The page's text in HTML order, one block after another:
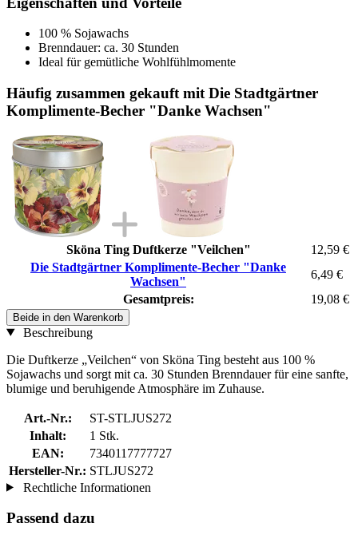
100 % Sojawachs
Brenndauer: ca. 30 Stunden
Ideal für gemütliche Wohlfühlmomente
Häufig zusammen gekauft mit Die Stadtgärtner
Komplimente-Becher "Danke Wachsen"
Sköna Ting Duftkerze "Veilchen"
12,59 €
Die Stadtgärtner Komplimente-Becher "Danke
Wachsen"
6,49 €
Gesamtpreis:
19,08 €
Beide in den Warenkorb
Beschreibung
Die Duftkerze „Veilchen“ von Sköna Ting besteht aus 100 %
Sojawachs und sorgt mit ca. 30 Stunden Brenndauer für eine sanfte,
blumige und beruhigende Atmosphäre im Zuhause.
Art.-Nr.:
ST-STLJUS272
Inhalt:
1 Stk.
EAN:
7340117777727
Hersteller-Nr.: STLJUS272
Rechtliche Informationen
Passend dazu